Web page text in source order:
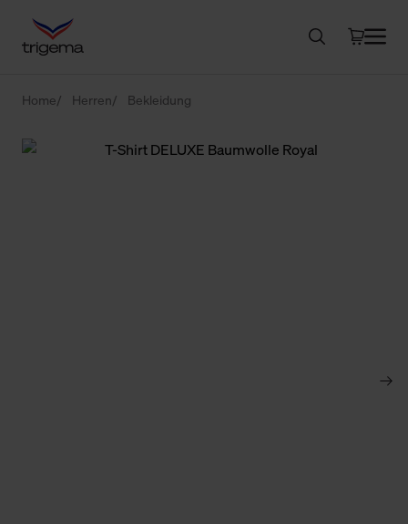
Home Herren Bekleidung